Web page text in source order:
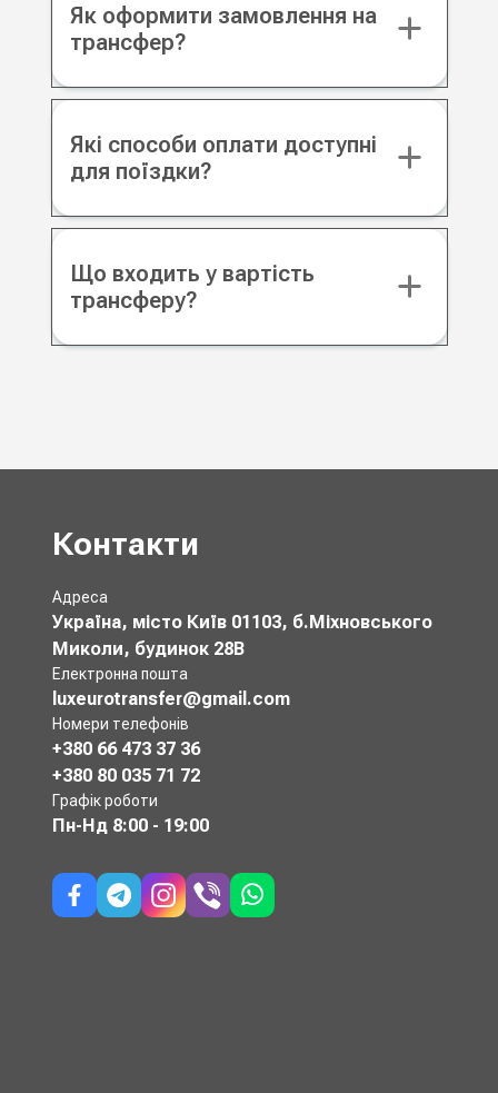
Як оформити замовлення на
трансфер?
Які способи оплати доступні
для поїздки?
Що входить у вартість
трансферу?
Контакти
Адреса
Україна, місто Київ 01103, б.Міхновського
Миколи, будинок 28В
Електронна пошта
luxeurotransfer@gmail.com
Номери телефонів
+380 66 473 37 36
+380 80 035 71 72
Графік роботи
Пн-Нд 8:00 - 19:00